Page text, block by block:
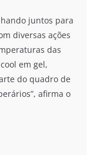
juntos para
diversas ações
das
em gel,
do quadro de
afirma o